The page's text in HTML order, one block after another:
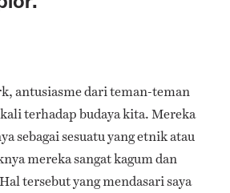
antusiasme dari teman-teman
terhadap budaya kita. Mereka
sebagai sesuatu yang etnik atau
mereka sangat kagum dan
tersebut yang mendasari saya